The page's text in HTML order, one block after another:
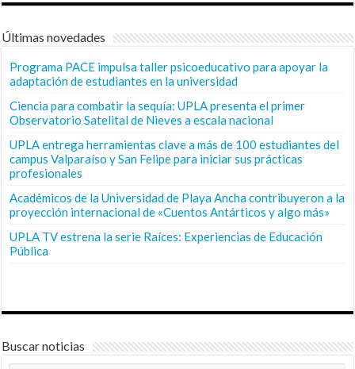
Últimas novedades
Programa PACE impulsa taller psicoeducativo para apoyar la
adaptación de estudiantes en la universidad
Ciencia para combatir la sequía: UPLA presenta el primer
Observatorio Satelital de Nieves a escala nacional
UPLA entrega herramientas clave a más de 100 estudiantes del
campus Valparaíso y San Felipe para iniciar sus prácticas
profesionales
Académicos de la Universidad de Playa Ancha contribuyeron a la
proyección internacional de «Cuentos Antárticos y algo más»
UPLA TV estrena la serie Raíces: Experiencias de Educación
Pública
Buscar noticias